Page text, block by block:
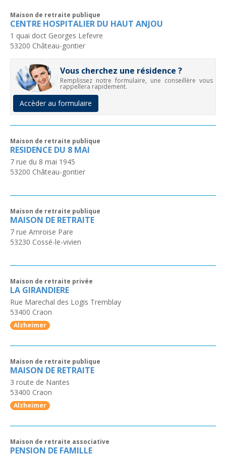
Maison de retraite publique
CENTRE HOSPITALIER DU HAUT ANJOU
1 quai doct Georges Lefevre
53200 Château-gontier
Vous cherchez une résidence ?
Remplissez notre formulaire, une conseillère vous
rappellera rapidement.
Accèder au formulaire
Maison de retraite publique
RESIDENCE DU 8 MAI
7 rue du 8 mai 1945
53200 Château-gontier
Maison de retraite publique
MAISON DE RETRAITE
7 rue Amroise Pare
53230 Cossé-le-vivien
Maison de retraite privée
LA GIRANDIERE
Rue Marechal des Logis Tremblay
53400 Craon
Alzheimer
Maison de retraite publique
MAISON DE RETRAITE
3 route de Nantes
53400 Craon
Alzheimer
Maison de retraite associative
PENSION DE FAMILLE